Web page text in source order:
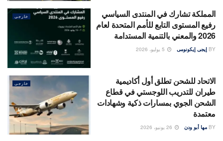
خارجى
المملكة تشارك في المنتدى السياسي
رفيع المستوى التابع للأمم المتحدة لعام
2026 والمعني بالتنمية المستدامة
BY إيجى إيكونومى
خارجى
الاتحاد للشحن تطلق أول أكاديمية
طيران للتدريب اللوجستي في قطاع
الشحن الجوي بمسارات ذكية وشهادات
معتمدة
BY مها أبو ودن